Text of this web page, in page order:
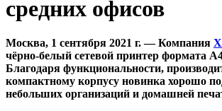
средних офисов
Москва, 1 сентября 2021 г. — Компания
чёрно-белый сетевой принтер формата
Благодаря функциональности,
компактному корпусу новинка хорошо
небольших организаций и домашней